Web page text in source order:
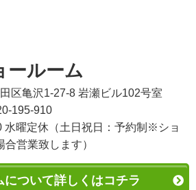
ールーム
区亀沢1-27-8 岩瀬ビル102号室
195-910
水曜定休（土日祝日：予約制※ショ
営業致します）
について詳しくはコチラ